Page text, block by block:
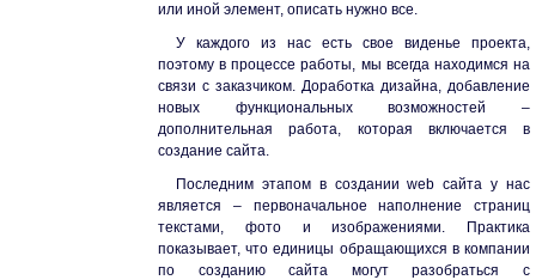
или иной элемент, описать нужно все.
У каждого из нас есть свое виденье проекта,
поэтому в процессе работы, мы всегда находимся на
связи с заказчиком. Доработка дизайна, добавление
новых функциональных возможностей –
дополнительная работа, которая включается в
создание сайта.
Последним этапом в создании web сайта у нас
является – первоначальное наполнение страниц
текстами, фото и изображениями. Практика
показывает, что единицы обращающихся в компании
по созданию сайта могут разобраться с